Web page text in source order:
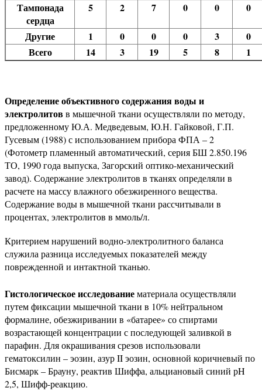
Тампонада
сердца
5 2 7 0 0 0
Другие 1 0 0 0 3
0
Всего
14 3 19 5 8 1
Определение объективного содержания воды и
электролитовв мышечной ткани осуществляли по методу,
предложенному Ю.А. Медведевым, Ю.Н. Гайковой, Г.П.
Гусевым (1988) с использованием прибора ФПА – 2
(Фотометр пламенный автоматический, серия БШ 2.850.196
ТО, 1990 года выпуска, Загорский оптико-механический
завод). Содержание электролитов в тканях определяли в
расчете на массу влажного обезжиренного вещества.
Содержание воды в мышечной ткани рассчитывали в
процентах, электролитов в ммоль/л.
Критерием нарушений водно-электролитного баланса
служила разница исследуемых показателей между
поврежденной и интактной тканью.
Гистологическое исследованиематериала осуществляли
путем фиксации мышечной ткани в 10% нейтральном
формалине, обезжиривании в «батарее» со спиртами
возрастающей концентрации с последующей заливкой в
парафин. Для окрашивания срезов использовали
гематоксилин – эозин, азур II эозин, основной коричневый по
Бисмарк – Брауну, реактив Шиффа, альциановый синий рH
2,5, Шифф-реакцию.